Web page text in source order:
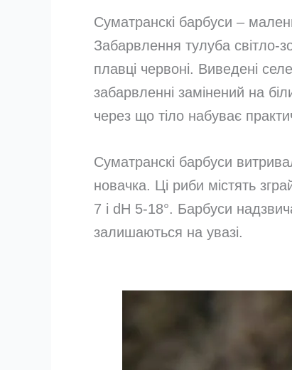
Суматранскі барбуси –
Забарвлення тулуба світло-
плавці червоні. Виведені
забарвленні замінений на
через що тіло набуває
Суматранскі барбуси
новачка. Ці риби містять
7 і dH 5-18°. Барбуси
залишаються на увазі.